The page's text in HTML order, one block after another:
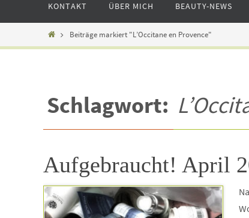
springen
KONTAKT ÜBER MICH BEAUTY-NEWS
HomeBeiträge markiert "L’Occitane en Provence"
Schlagwort:
Aufgebraucht! April